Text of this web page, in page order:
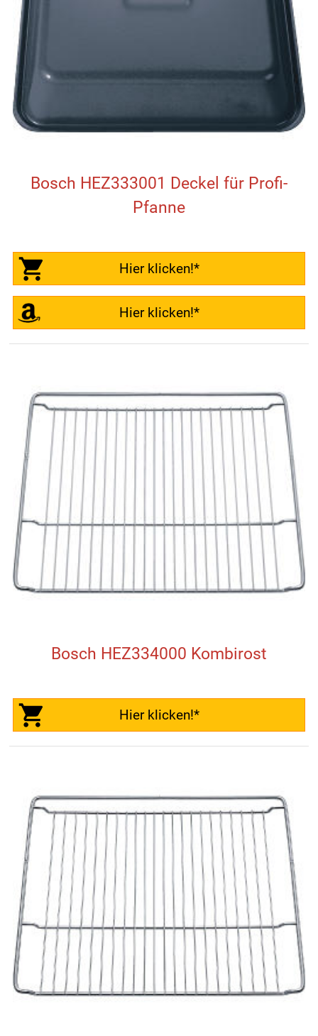
Bosch HEZ333001 Deckel für Profi-
Pfanne
Hier klicken!*
Hier klicken!*
Bosch HEZ334000 Kombirost
Hier klicken!*